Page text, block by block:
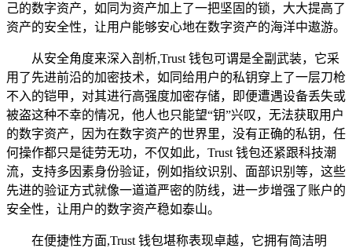
己的数字资产，如同为资产加上了一把坚固的锁，大大提高了
资产的安全性，让用户能够安心地在数字资产的海洋中遨游。
从安全角度来深入剖析,Trust 钱包可谓是全副武装，它采
用了先进前沿的加密技术，如同给用户的私钥穿上了一层刀枪
不入的铠甲，对其进行高强度加密存储，即便遭遇设备丢失或
被盗这种不幸的情况，他人也只能望“钥”兴叹，无法获取用户
的数字资产，因为在数字资产的世界里，没有正确的私钥，任
何操作都只是徒劳无功，不仅如此，Trust 钱包还紧跟科技潮
流，支持多因素身份验证，例如指纹识别、面部识别等，这些
先进的验证方式就像一道道严密的防线，进一步增强了账户的
安全性，让用户的数字资产稳如泰山。
在便捷性方面,Trust 钱包堪称表现卓越，它拥有简洁明